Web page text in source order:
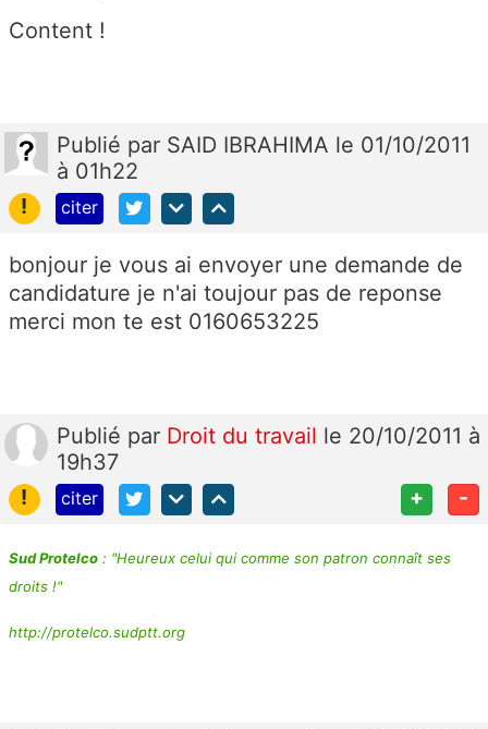
Content !
Publié par SAID IBRAHIMA le 01/10/2011
à 01h22
!
citer
bonjour je vous ai envoyer une demande de
candidature je n'ai toujour pas de reponse
merci mon te est 0160653225
Publié par Droit du travail le 20/10/2011 à
19h37
!
citer + -
Sud Protelco : "Heureux celui qui comme son patron connaît ses
droits !"
http://protelco.sudptt.org